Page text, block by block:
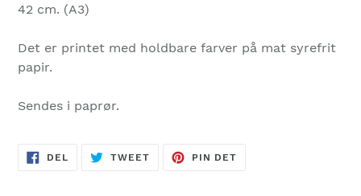
42 cm. (A3)
Det er printet med holdbare farver på mat syrefrit
papir.
Sendes i paprør.
DEL TWEETTWEET
PIN DET